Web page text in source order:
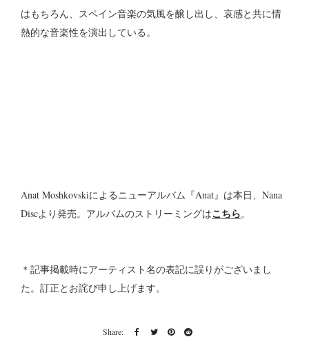
はもちろん、スペイン音楽の気風を醸し出し、哀感と共に情
熱的な音楽性を演出している。
Anat Moshkovskiによるニューアルバム『Anat』は本日、Nana
Discより発売。アルバムのストリーミングはこちら。
＊記事掲載時にアーティスト名の表記に誤りがございまし
た。訂正とお詫び申し上げます。